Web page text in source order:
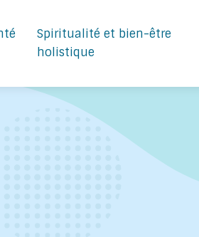
Spiritualité et bien-être
holistique